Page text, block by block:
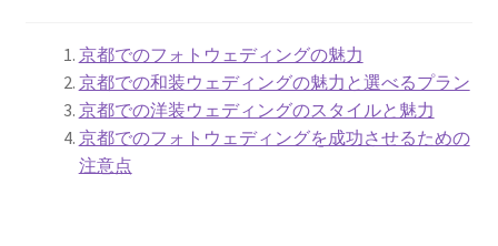
京都ウエディング
京都前撮り
京都でのフォトウェディングの魅力
京都での和装ウェディングの魅力と選べるプラン
京都での洋装ウェディングのスタイルと魅力
京都でのフォトウェディングを成功させるための
注意点